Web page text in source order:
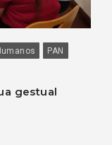
PAN
gestual